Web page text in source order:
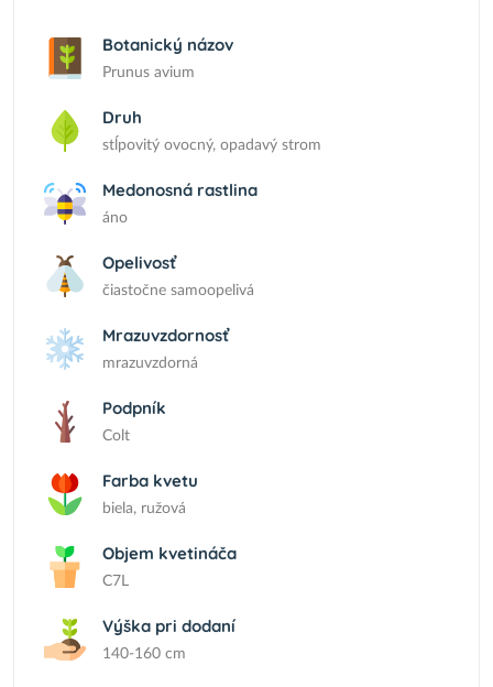
Botanický názov
Prunus avium
Druh
stĺpovitý ovocný, opadavý strom
Medonosná rastlina
áno
Opelivosť
čiastočne samoopelivá
Mrazuvzdornosť
mrazuvzdorná
Podpník
Colt
Farba kvetu
biela, ružová
Objem kvetináča
C7L
Výška pri dodaní
140-160 cm